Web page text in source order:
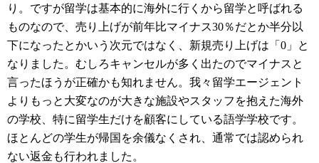
り。ですが留学は基本的に海外に行くから留学と呼ばれる
ものなので、売り上げが前年比マイナス30％だとか半分以
下になったとかいう次元ではなく、新規売り上げは「0」と
なりました。むしろキャンセルが多く出たのでマイナスと
言ったほうが正確かも知れません。我々留学エージェント
よりもっと大変なのが大きな施設やスタッフを抱えた海外
の学校、特に留学生だけを顧客にしている語学学校です。
ほとんどの学生が帰国を余儀なくされ、通常では認められ
ない返金も行われました。